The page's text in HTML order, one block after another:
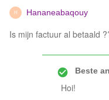
H Hananeabaqouy
Is mijn factuur al betaald
Beste
Hoi!